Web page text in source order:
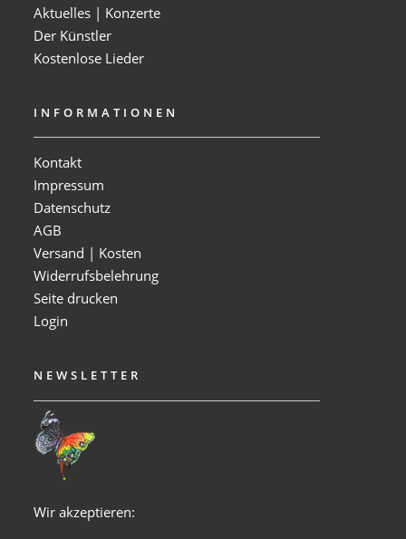
Aktuelles | Konzerte
Der Künstler
Kostenlose Lieder
INFORMATIONEN
Kontakt
Impressum
Datenschutz
AGB
Versand | Kosten
Widerrufsbelehrung
Seite drucken
Login
NEWSLETTER
Wir akzeptieren: